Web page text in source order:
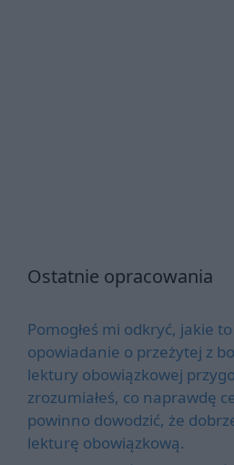
Ostatnie opracowania
Pomogłeś mi odkryć, jakie
opowiadanie o przeżytej z
lektury obowiązkowej
zrozumiałeś, co naprawdę
powinno dowodzić, że
lekturę obowiązkową.